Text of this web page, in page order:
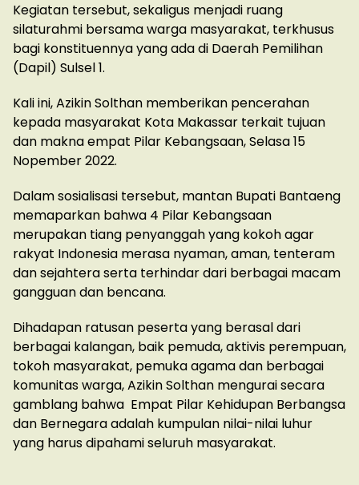
Kegiatan tersebut, sekaligus menjadi ruang
silaturahmi bersama warga masyarakat, terkhusus
bagi konstituennya yang ada di Daerah Pemilihan
(Dapil) Sulsel 1.
Kali ini, Azikin Solthan memberikan pencerahan
kepada masyarakat Kota Makassar terkait tujuan
dan makna empat Pilar Kebangsaan, Selasa 15
Nopember 2022.
Dalam sosialisasi tersebut, mantan Bupati Bantaeng
memaparkan bahwa 4 Pilar Kebangsaan
merupakan tiang penyanggah yang kokoh agar
rakyat Indonesia merasa nyaman, aman, tenteram
dan sejahtera serta terhindar dari berbagai macam
gangguan dan bencana.
Dihadapan ratusan peserta yang berasal dari
berbagai kalangan, baik pemuda, aktivis perempuan,
tokoh masyarakat, pemuka agama dan berbagai
komunitas warga, Azikin Solthan mengurai secara
gamblang bahwa Empat Pilar Kehidupan Berbangsa
dan Bernegara adalah kumpulan nilai-nilai luhur
yang harus dipahami seluruh masyarakat.